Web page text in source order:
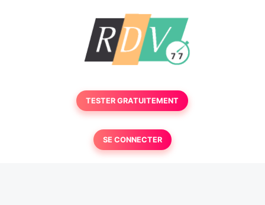
TESTER GRATUITEMENT
SE CONNECTER